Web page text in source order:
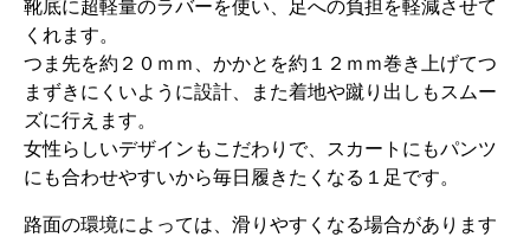
靴底に超軽量のラバーを使い、足への負担を軽減させて
くれます。
つま先を約２０ｍｍ、かかとを約１２ｍｍ巻き上げてつ
まずきにくいように設計、また着地や蹴り出しもスムー
ズに行えます。
女性らしいデザインもこだわりで、スカートにもパンツ
にも合わせやすいから毎日履きたくなる１足です。
路面の環境によっては、滑りやすくなる場合があります